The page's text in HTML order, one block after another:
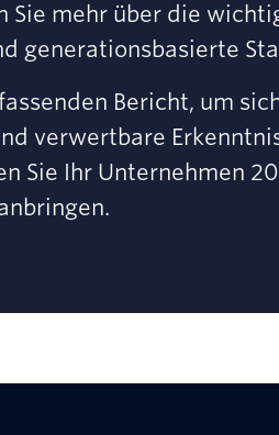
Sie mehr über die
generationsbasierte
Bericht, um
verwertbare
Sie Ihr Unternehmen